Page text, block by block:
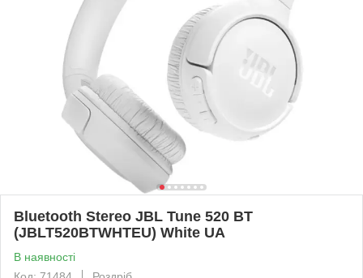
Bluetooth Stereo JBL Tune 520 BT
(JBLT520BTWHTEU) White UA
В наявності